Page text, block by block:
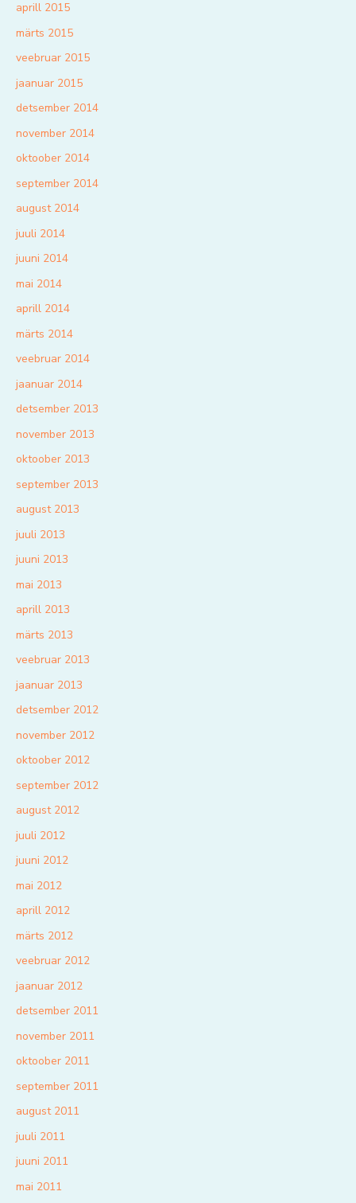
aprill 2015
märts 2015
veebruar 2015
jaanuar 2015
detsember 2014
november 2014
oktoober 2014
september 2014
august 2014
juuli 2014
juuni 2014
mai 2014
aprill 2014
märts 2014
veebruar 2014
jaanuar 2014
detsember 2013
november 2013
oktoober 2013
september 2013
august 2013
juuli 2013
juuni 2013
mai 2013
aprill 2013
märts 2013
veebruar 2013
jaanuar 2013
detsember 2012
november 2012
oktoober 2012
september 2012
august 2012
juuli 2012
juuni 2012
mai 2012
aprill 2012
märts 2012
veebruar 2012
jaanuar 2012
detsember 2011
november 2011
oktoober 2011
september 2011
august 2011
juuli 2011
juuni 2011
mai 2011